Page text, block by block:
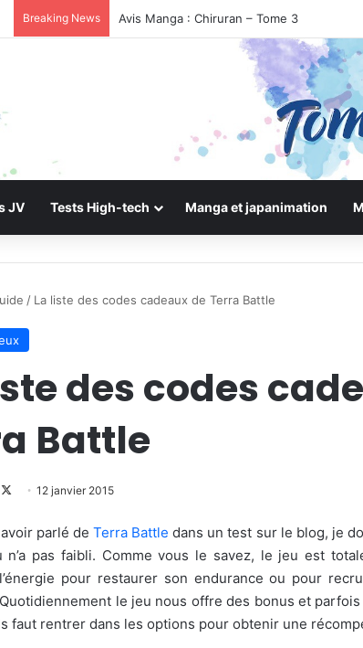
Breaking News Avis Manga : Chiruran – Tome 3
JV Tests High-tech Manga et japanimation
/ La liste des codes cadeaux de Terra Battle
des codes
Battle
Follow
X
12 janvier 2015
parlé de Terra Battle dans un test sur le blog, je
n’a pas faibli. Comme vous le savez, le jeu est
pour restaurer son endurance ou pour
le jeu nous offre des bonus et
faut rentrer dans les options pour obtenir une